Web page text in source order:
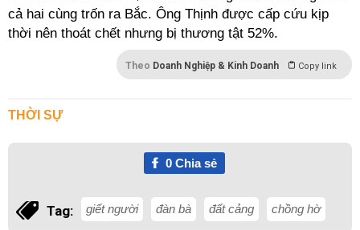
cả hai cùng trốn ra Bắc. Ông Thịnh được cấp cứu kịp
thời nên thoát chết nhưng bị thương tật 52%.
Theo Doanh Nghiệp & Kinh Doanh Copy link
THỜI SỰ
0Chia sẻ
Tag: giết người đàn bà đất cảng chồng hờ